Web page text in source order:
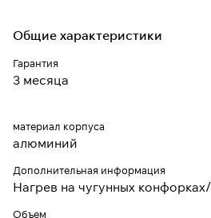
Общие характеристики
Гарантия
3 месяца
материал корпуса
алюминий
Дополнительная информация
Нагрев на чугунных
Объем